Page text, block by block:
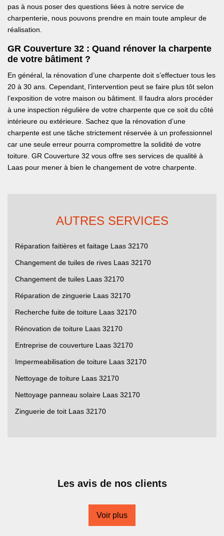
pas à nous poser des questions liées à notre service de
charpenterie, nous pouvons prendre en main toute ampleur de
réalisation.
GR Couverture 32 : Quand rénover la charpente
de votre bâtiment ?
En général, la rénovation d’une charpente doit s’effectuer tous les
20 à 30 ans. Cependant, l’intervention peut se faire plus tôt selon
l’exposition de votre maison ou bâtiment. Il faudra alors procéder
à une inspection régulière de votre charpente que ce soit du côté
intérieure ou extérieure. Sachez que la rénovation d’une
charpente est une tâche strictement réservée à un professionnel
car une seule erreur pourra compromettre la solidité de votre
toiture. GR Couverture 32 vous offre ses services de qualité à
Laas pour mener à bien le changement de votre charpente.
AUTRES SERVICES
Réparation faitières et faitage Laas 32170
Changement de tuiles de rives Laas 32170
Changement de tuiles Laas 32170
Réparation de zinguerie Laas 32170
Recherche fuite de toiture Laas 32170
Rénovation de toiture Laas 32170
Entreprise de couverture Laas 32170
Impermeabilisation de toiture Laas 32170
Nettoyage de toiture Laas 32170
Nettoyage panneau solaire Laas 32170
Zinguerie de toit Laas 32170
Les avis de nos clients
Voir plus